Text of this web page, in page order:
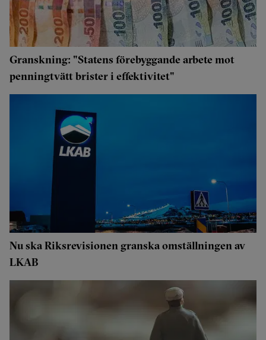
Granskning: "Statens förebyggande arbete mot
penningtvätt brister i effektivitet"
Nu ska Riksrevisionen granska omställningen av
LKAB